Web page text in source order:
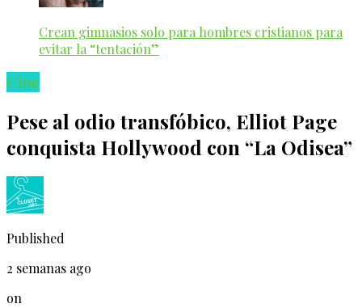
Crean gimnasios solo para hombres cristianos para
evitar la “tentación”
Cine
Pese al odio transfóbico, Elliot Page
conquista Hollywood con “La Odisea”
Published
2 semanas ago
on